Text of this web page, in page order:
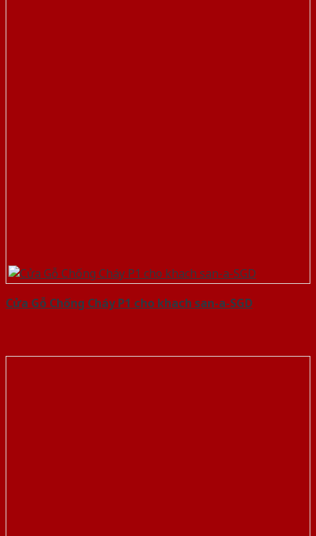
Cửa Gỗ Chống Cháy P1 cho khach san-a-SGD